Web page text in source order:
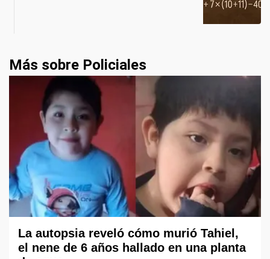
Más sobre Policiales
La autopsia reveló cómo murió Tahiel,
el nene de 6 años hallado en una planta